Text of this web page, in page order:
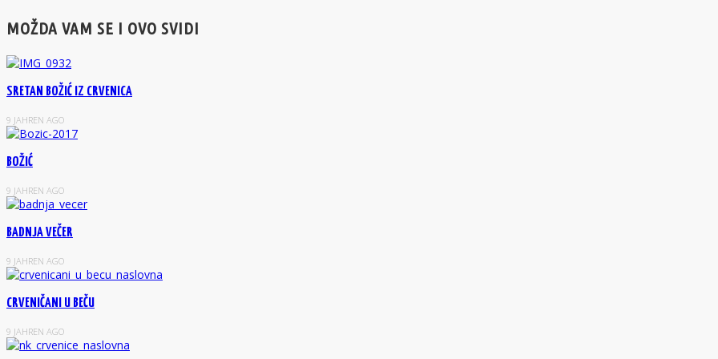
MOŽDA VAM SE I OVO SVIDI
SRETAN BOŽIĆ IZ CRVENICA
9 JAHREN AGO
BOŽIĆ
9 JAHREN AGO
BADNJA VEČER
9 JAHREN AGO
CRVENIČANI U BEČU
9 JAHREN AGO